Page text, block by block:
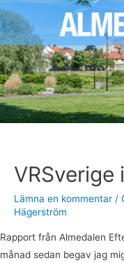
VRSverige
Lämna en kommentar /
Hägerström
Rapport från Almedalen
månad sedan begav jag
Almedalen